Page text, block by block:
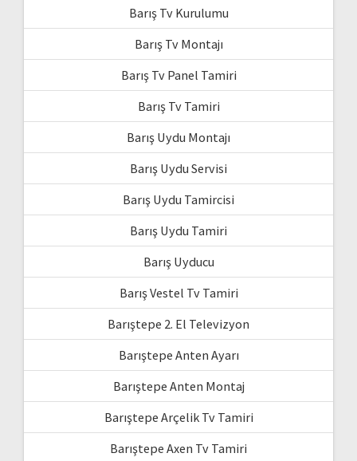
Barış Tv Kurulumu
Barış Tv Montajı
Barış Tv Panel Tamiri
Barış Tv Tamiri
Barış Uydu Montajı
Barış Uydu Servisi
Barış Uydu Tamircisi
Barış Uydu Tamiri
Barış Uyducu
Barış Vestel Tv Tamiri
Barıştepe 2. El Televizyon
Barıştepe Anten Ayarı
Barıştepe Anten Montaj
Barıştepe Arçelik Tv Tamiri
Barıştepe Axen Tv Tamiri